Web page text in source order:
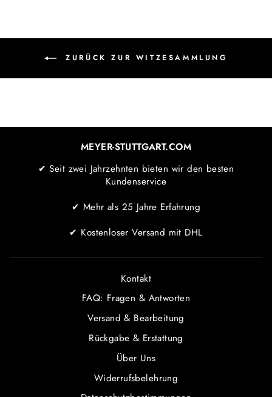
ZURÜCK ZUR WITZESAMMLUNG
MEYER-STUTTGART.COM
✔ Seit zwei Jahrzehnten bieten wir den besten
Kundenservice
✔ Mehr als 25 Jahre Erfahrung
✔ Kostenloser Versand mit DHL
Kontakt
FAQ: Fragen & Antworten
Versand & Bearbeitung
Rückgabe & Erstattung
Über Uns
Widerrufsbelehrung